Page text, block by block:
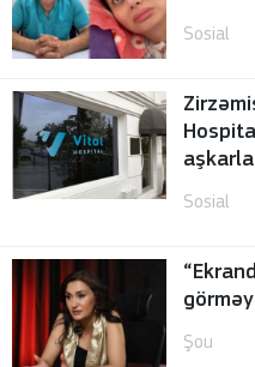
Sosial
Sosial
Şou